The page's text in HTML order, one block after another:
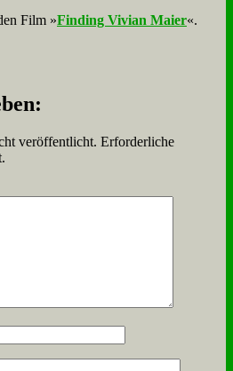
Film »Fin­ding Vi­vi­an Mai­er«.
veröffentlicht. Erforderliche